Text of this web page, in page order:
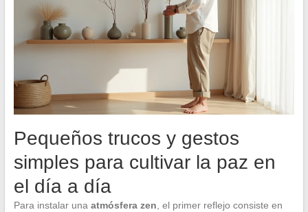
Pequeños trucos y gestos
simples para cultivar la paz en
el día a día
Para instalar una atmósfera zen , el primer reflejo consiste en